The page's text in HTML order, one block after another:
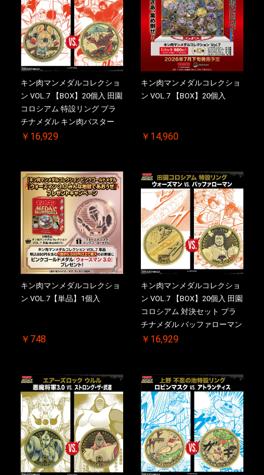
キン肉マンメダルコレクショ
ン VOL.7 【BOX】20個入 田園
コロシアム 特設リング プラ
チナメダル キン肉バスター
VS. キン肉バスターやぶり 初
メダル(非売品)付
￥16,929
キン肉マンメダルコレクショ
ン VOL.7 【BOX】20個入
￥14,960
キン肉マンメダルコレクショ
ン VOL.7【単品】1個入
￥748
キン肉マンメダルコレクショ
ン VOL.7 【BOX】20個入 田園
コロシアム 対決セット プラ
チナメダル バッファローマン
2.0 顎髭 Ver. VS. 光の矢 初回
メダル(非売品)付
￥16,929